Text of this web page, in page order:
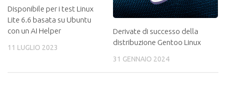
Disponibile per i test Linux
Lite 6.6 basata su Ubuntu
con un AI Helper
11 LUGLIO 2023
Derivate di successo della
distribuzione Gentoo Linux
31 GENNAIO 2024